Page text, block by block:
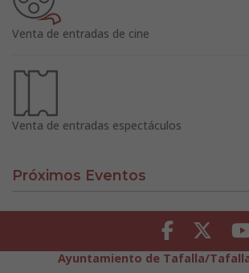
Venta de entradas de cine
Venta de entradas espectáculos
Próximos Eventos
Facebook Twitter
Ayuntamiento de Tafalla/